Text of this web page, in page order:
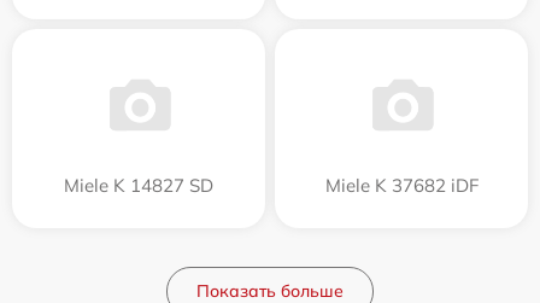
Miele K 14827 SD Miele K 37682 iDF
Показать больше